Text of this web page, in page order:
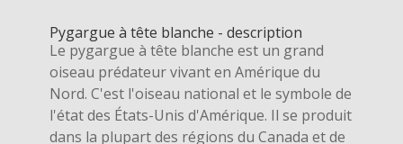
Pygargue à tête blanche - description
Le pygargue à tête blanche est un grand
oiseau prédateur vivant en Amérique du
Nord. C'est l'oiseau national et le symbole de
l'état des États-Unis d'Amérique. Il se produit
dans la plupart des régions du Canada et de